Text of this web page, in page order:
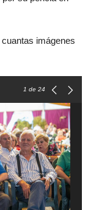
imágenes
1 de 24